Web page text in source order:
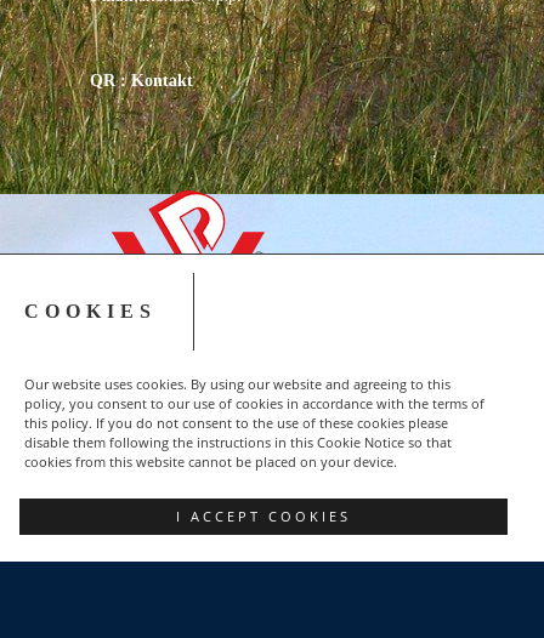
COOKIES
Our website uses cookies. By using our website and agreeing to this
policy, you consent to our use of cookies in accordance with the terms of
this policy. If you do not consent to the use of these cookies please
disable them following the instructions in this Cookie Notice so that
cookies from this website cannot be placed on your device.
I ACCEPT COOKIES
QR : Kontakt
Copyright © 2015-2023 NSZZ Solidarność - Region
Podbeskidzie